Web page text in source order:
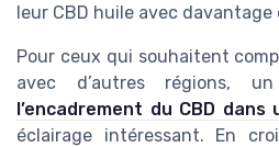
leur CBD huile avec davantage
Pour ceux qui souhaitent
avec d’autres régions,
l’encadrement du CBD dans
éclairage intéressant. En